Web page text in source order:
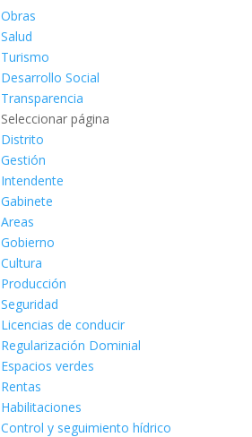
Obras
Salud
Turismo
Desarrollo Social
Transparencia
Seleccionar página
Distrito
Gestión
Intendente
Gabinete
Areas
Gobierno
Cultura
Producción
Seguridad
Licencias de conducir
Regularización Dominial
Espacios verdes
Rentas
Habilitaciones
Control y seguimiento hídrico